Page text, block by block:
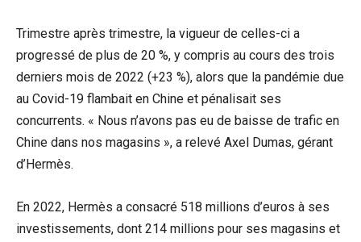
Trimestre après trimestre, la vigueur de celles-ci a
progressé de plus de 20 %, y compris au cours des trois
derniers mois de 2022 (+23 %), alors que la pandémie due
au Covid-19 flambait en Chine et pénalisait ses
concurrents. « Nous n’avons pas eu de baisse de trafic en
Chine dans nos magasins », a relevé Axel Dumas, gérant
d’Hermès.
En 2022, Hermès a consacré 518 millions d’euros à ses
investissements, dont 214 millions pour ses magasins et